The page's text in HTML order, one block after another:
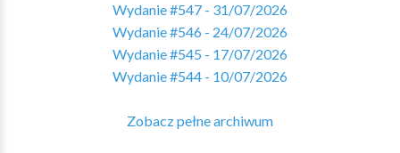
Wydanie #547 - 31/07/2026
Wydanie #546 - 24/07/2026
Wydanie #545 - 17/07/2026
Wydanie #544 - 10/07/2026
Zobacz pełne archiwum